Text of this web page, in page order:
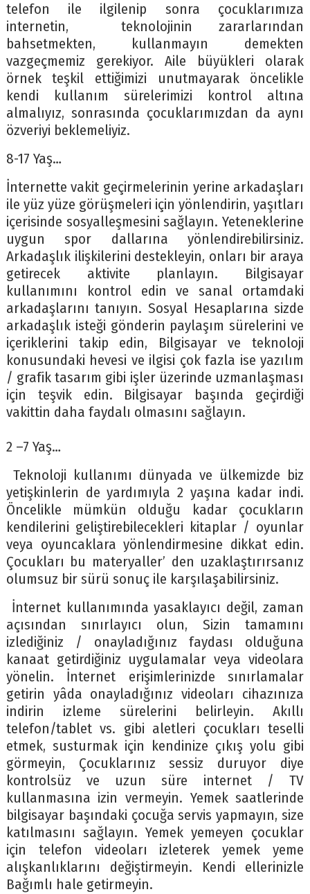
telefon ile ilgilenip sonra çocuklarımıza
internetin, teknolojinin zararlarından
bahsetmekten, kullanmayın demekten
vazgeçmemiz gerekiyor. Aile büyükleri olarak
örnek teşkil ettiğimizi unutmayarak öncelikle
kendi kullanım sürelerimizi kontrol altına
almalıyız, sonrasında çocuklarımızdan da aynı
özveriyi beklemeliyiz.
8-17 Yaş…
İnternette vakit geçirmelerinin yerine arkadaşları
ile yüz yüze görüşmeleri için yönlendirin, yaşıtları
içerisinde sosyalleşmesini sağlayın. Yeteneklerine
uygun spor dallarına yönlendirebilirsiniz.
Arkadaşlık ilişkilerini destekleyin, onları bir araya
getirecek aktivite planlayın. Bilgisayar
kullanımını kontrol edin ve sanal ortamdaki
arkadaşlarını tanıyın. Sosyal Hesaplarına sizde
arkadaşlık isteği gönderin paylaşım sürelerini ve
içeriklerini takip edin, Bilgisayar ve teknoloji
konusundaki hevesi ve ilgisi çok fazla ise yazılım
/ grafik tasarım gibi işler üzerinde uzmanlaşması
için teşvik edin. Bilgisayar başında geçirdiği
vakittin daha faydalı olmasını sağlayın.
2 –7 Yaş…
Teknoloji kullanımı dünyada ve ülkemizde biz
yetişkinlerin de yardımıyla 2 yaşına kadar indi.
Öncelikle mümkün olduğu kadar çocukların
kendilerini geliştirebilecekleri kitaplar / oyunlar
veya oyuncaklara yönlendirmesine dikkat edin.
Çocukları bu materyaller’ den uzaklaştırırsanız
olumsuz bir sürü sonuç ile karşılaşabilirsiniz.
İnternet kullanımında yasaklayıcı değil, zaman
açısından sınırlayıcı olun, Sizin tamamını
izlediğiniz / onayladığınız faydası olduğuna
kanaat getirdiğiniz uygulamalar veya videolara
yönelin. İnternet erişimlerinizde sınırlamalar
getirin yâda onayladığınız videoları cihazınıza
indirin izleme sürelerini belirleyin. Akıllı
telefon/tablet vs. gibi aletleri çocukları teselli
etmek, susturmak için kendinize çıkış yolu gibi
görmeyin, Çocuklarınız sessiz duruyor diye
kontrolsüz ve uzun süre internet / TV
kullanmasına izin vermeyin. Yemek saatlerinde
bilgisayar başındaki çocuğa servis yapmayın, size
katılmasını sağlayın. Yemek yemeyen çocuklar
için telefon videoları izleterek yemek yeme
alışkanlıklarını değiştirmeyin. Kendi ellerinizle
Bağımlı hale getirmeyin.